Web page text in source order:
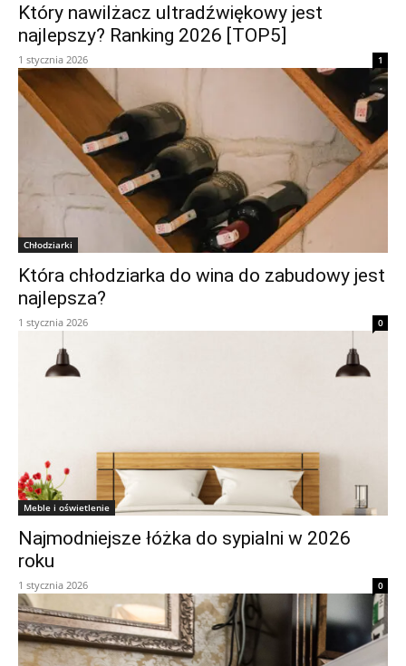
Który nawilżacz ultradźwiękowy jest
najlepszy? Ranking 2026 [TOP5]
1 stycznia 2026 1
Chłodziarki
Która chłodziarka do wina do zabudowy jest
najlepsza?
1 stycznia 2026 0
Meble i oświetlenie
Najmodniejsze łóżka do sypialni w 2026
roku
1 stycznia 2026 0